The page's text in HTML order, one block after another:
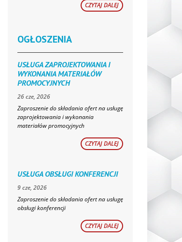
CZYTAJ DALEJ
OGŁOSZENIA
USŁUGA ZAPROJEKTOWANIA I
WYKONANIA MATERIAŁÓW
PROMOCYJNYCH
26 cze, 2026
Zaproszenie do składania ofert na usługę
zaprojektowania i wykonania
materiałów promocyjnych
CZYTAJ DALEJ
USŁUGA OBSŁUGI KONFERENCJI
9 cze, 2026
Zaproszenie do składania ofert na usługę
obsługi konferencji
CZYTAJ DALEJ